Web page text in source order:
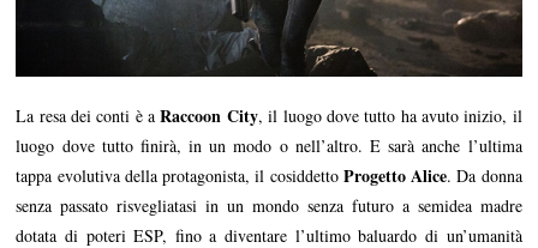
La resa dei conti è aRaccoon City, il luogo dove tutto ha avuto inizio, il
luogo dove tutto finirà, in un modo o nell’altro. E sarà anche l’ultima
tappa evolutiva della protagonista, il cosiddetto Progetto Alice. Da donna
senza passato risvegliatasi in un mondo senza futuro a semidea madre
dotata di poteri ESP, fino a diventare l’ultimo baluardo di un’umanità